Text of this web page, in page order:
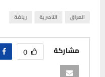
العراق الناصرية رياضة
مشاركة 0